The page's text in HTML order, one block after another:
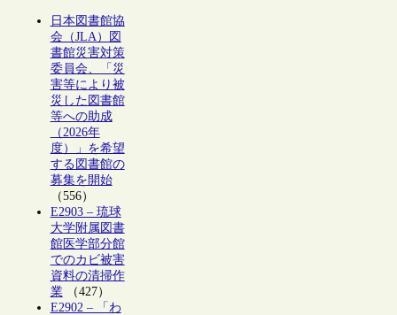
日本図書館協
会（JLA）図
書館災害対策
委員会、「災
害等により被
災した図書館
等への助成
（2026年
度）」を希望
する図書館の
募集を開始
（556）
E2903 – 琉球
大学附属図書
館医学部分館
でのカビ被害
資料の清掃作
業（427）
E2902 – 「わ